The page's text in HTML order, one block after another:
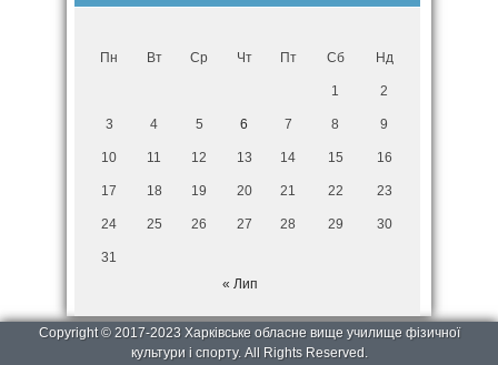
Пн Вт Ср Чт Пт Сб Нд
1 2
3 4 5 6 7 8 9
10 11 12 13 14 15 16
17 18 19 20 21 22 23
24 25 26 27 28 29 30
31
« Лип
Copyright © 2017-2023 Харківське обласне вище училище фізичної
культури і спорту. All Rights Reserved.